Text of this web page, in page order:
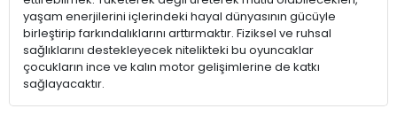
yaşam enerjilerini içlerindeki hayal dünyasının gücüyle
birleştirip farkındalıklarını arttırmaktır. Fiziksel ve ruhsal
sağlıklarını destekleyecek nitelikteki bu oyuncaklar
çocukların ince ve kalın motor gelişimlerine de katkı
sağlayacaktır.